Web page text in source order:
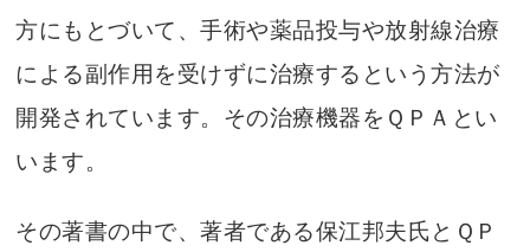
方にもとづいて、手術や薬品投与や放射線治療
による副作用を受けずに治療するという方法が
開発されています。その治療機器をＱＰＡとい
います。
その著書の中で、著者である保江邦夫氏とＱＰ